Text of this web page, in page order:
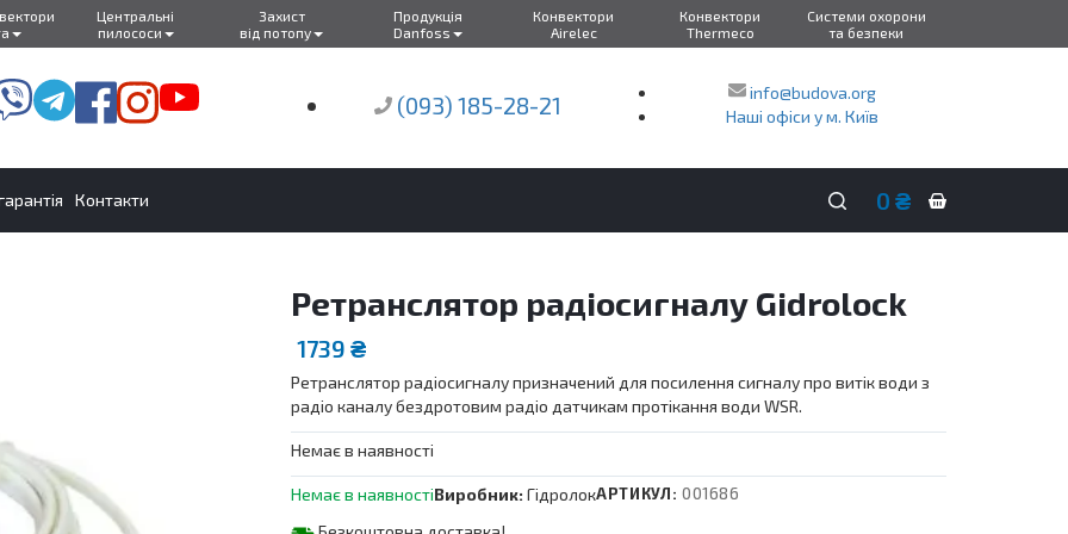
(093) 185-28-21
info@budova.org
Наші офіси у м. Київ
Контакти
Кошик
покупок
0₴
Ретранслятор радіосигналу Gidrolock
1739 ₴
Ретранслятор радіосигналу призначений для посилення сигналу про витік води з
радіо каналу бездротовим радіо датчикам протікання води WSR.
Немає в наявності
Немає в наявностіВиробник: ГідролокАРТИКУЛ: 001686
Центральні
пилососи
Захист
від потопу
Продукція
Danfoss
Конвектори
Airelec
Конвектори
Thermeco
Системи охорони
та безпеки